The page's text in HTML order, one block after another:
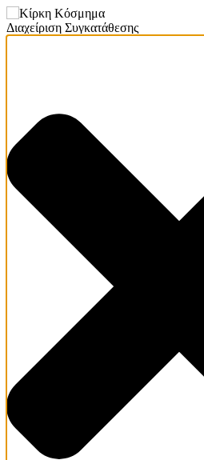
Διαχείριση Συγκατάθεσης